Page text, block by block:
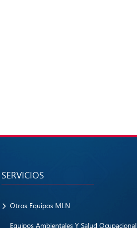
SERVICIOS
Otros Equipos MLN
Equipos Ambientales Y Salud Ocupacional